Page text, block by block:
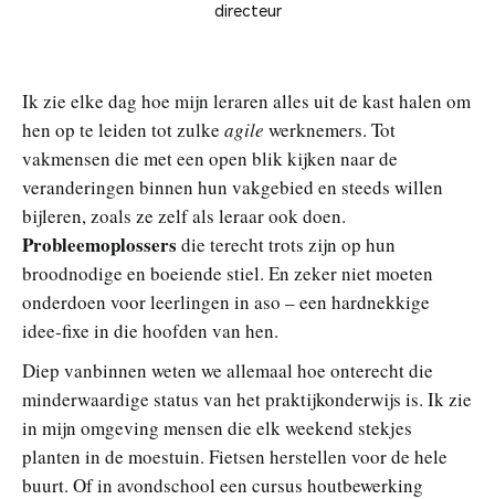
directeur
Ik zie elke dag hoe mijn leraren alles uit de kast halen om
hen op te leiden tot zulke agile werknemers. Tot
vakmensen die met een open blik kijken naar de
veranderingen binnen hun vakgebied en steeds willen
bijleren, zoals ze zelf als leraar ook doen.
Probleemoplossers die terecht trots zijn op hun
broodnodige en boeiende stiel. En zeker niet moeten
onderdoen voor leerlingen in aso – een hardnekkige
idee-fixe in die hoofden van hen.
Diep vanbinnen weten we allemaal hoe onterecht die
minderwaardige status van het praktijkonderwijs is. Ik zie
in mijn omgeving mensen die elk weekend stekjes
planten in de moestuin. Fietsen herstellen voor de hele
buurt. Of in avondschool een cursus houtbewerking